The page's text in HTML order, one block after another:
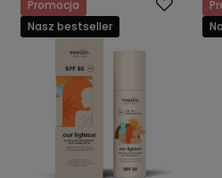
określające markę Resibo. Odkryj
dziś i zainwestuj w najlepsze
Promocja
Nasz bestseller